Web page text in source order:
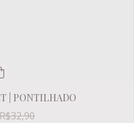
| PONTILHADO